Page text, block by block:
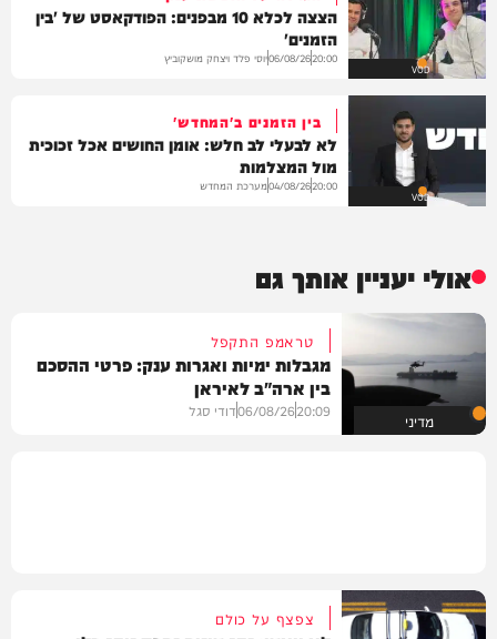
VOD
הצצה לכלא 10 מבפנים: הפודקאסט של 'בין
הזמנים'
20:00
06/08/26יוסי פלד ויצחק מושקוביץ
VOD
בין הזמנים ב'המחדש'
לא לבעלי לב חלש: אומן החושים אכל זכוכית
מול המצלמות
20:00
04/08/26מערכת המחדש
אולי יעניין אותך גם
מדיני
טראמפ התקפל
מגבלות ימיות ואגרות ענק: פרטי ההסכם
בין ארה"ב לאיראן
20:09
06/08/26דודי סגל
צפצף על כולם